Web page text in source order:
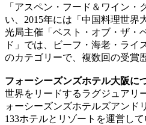
「アスペン・フード＆ワイン
い、2015年には「中国料理世界
光局主催「ベスト・オブ・ザ・
ド」では、ビーフ・海老・ライ
のカテゴリーで、複数回の受賞
フォーシーズンズホテル大阪に
世界をリードするラグジュアリ
ォーシーズンズホテルズアンド
133ホテルとリゾートを運営し